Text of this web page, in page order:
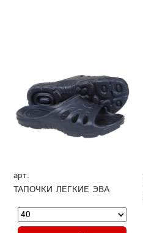
арт.
ТАПОЧКИ ЛЕГКИЕ ЭВА